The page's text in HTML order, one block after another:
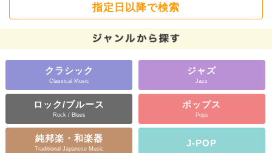
指定日以降で検索
クラシック
Classical Music
ジャズ
Jazz
ロック/ブルース
Rock / Blues
ポップス
Pops
純邦楽・和楽器
Traditional Japanese Music
J-POP